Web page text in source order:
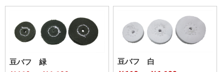
豆バフ 緑
豆バフ 白